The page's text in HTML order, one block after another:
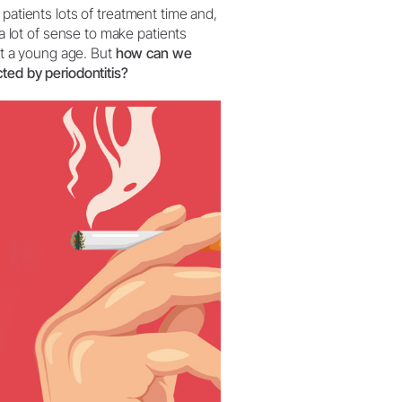
lots of treatment time and,
lot of sense to make patients
a young age. But how can we
by periodontitis?